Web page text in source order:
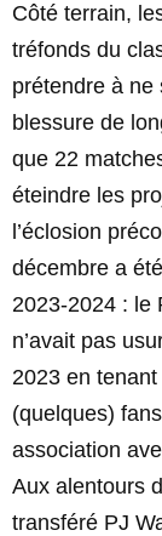
Côté terrain,
tréfonds du
prétendre à ne
blessure de
que 22
éteindre les
l’éclosion
décembre a
2023-2024 : le
n’avait pas
2023 en
(quelques)
association
Aux alentours
transféré PJ